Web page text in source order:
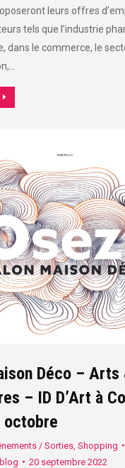
leurs offres
tels que l’industrie
dans le commerce, le
Déco – Arts
– ID D’Art à
octobre
/ Sorties Shopping
20 septembre 2022